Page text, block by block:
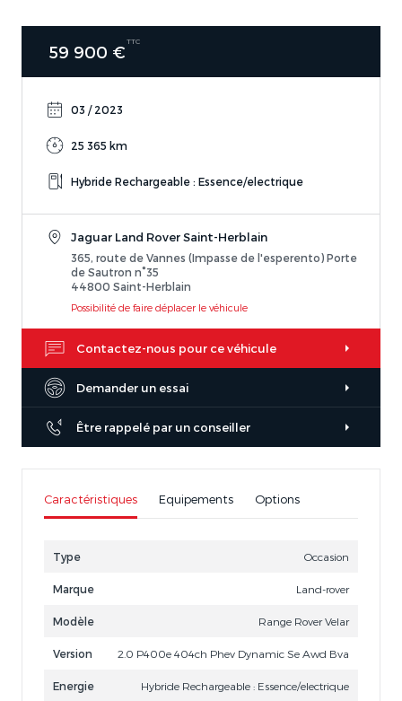
59 900 €
TTC
03 / 2023
25 365 km
Hybride Rechargeable : Essence/electrique
Jaguar Land Rover Saint-Herblain
365, route de Vannes (Impasse de l'esperento) Porte
de Sautron n°35
44800 Saint-Herblain
Possibilité de faire déplacer le véhicule
Contactez-nous pour ce véhicule
Demander un essai
Être rappelé par un conseiller
Caractéristiques Equipements Options
Type Occasion
Marque Land-rover
Modèle Range Rover Velar
Version 2.0 P400e 404ch Phev Dynamic Se Awd Bva
Energie Hybride Rechargeable : Essence/electrique